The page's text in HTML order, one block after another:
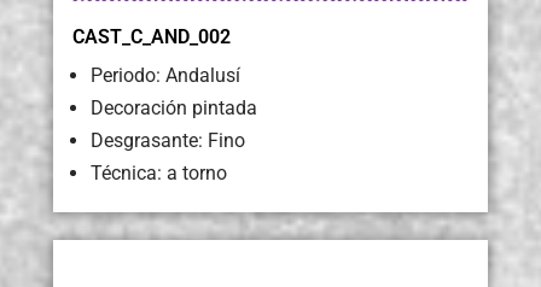
CAST_C_AND_002
Periodo: Andalusí
Decoración pintada
Desgrasante: Fino
Técnica: a torno